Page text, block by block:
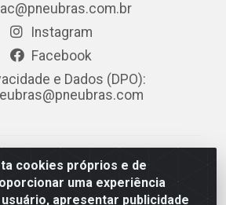
cookies próprios e de
uma experiência
apresentar publicidade
Instagram
Facebook
e Dados (DPO):
BR-101, KM 82 - Prazeres,
PE - CEP 54.335-000 - CNPJ
05 - Pneubras Comércio de Pneus